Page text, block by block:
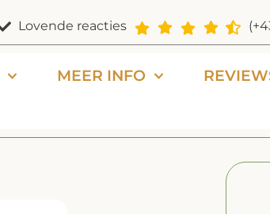
Lovende reacties
MEER INFO